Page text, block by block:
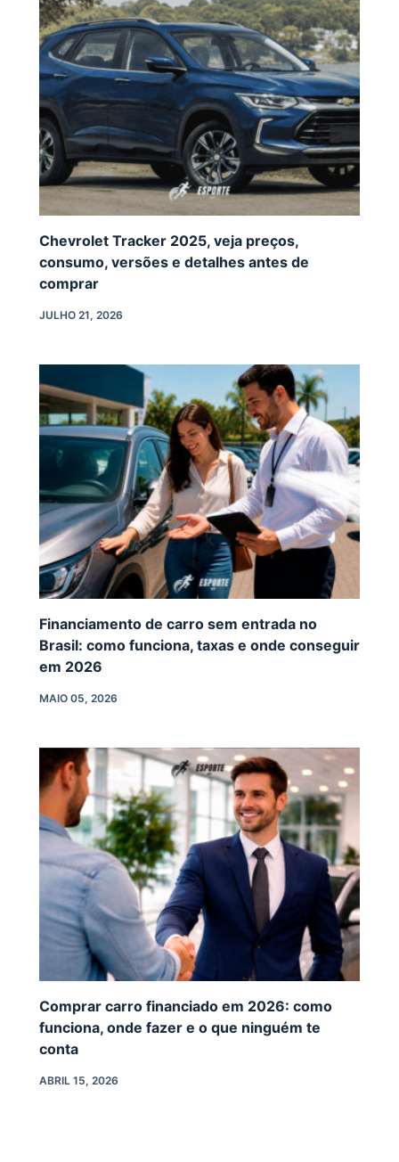
Chevrolet Tracker 2025, veja preços,
consumo, versões e detalhes antes de
comprar
JULHO 21, 2026
Financiamento de carro sem entrada no
Brasil: como funciona, taxas e onde conseguir
em 2026
MAIO 05, 2026
Comprar carro financiado em 2026: como
funciona, onde fazer e o que ninguém te
conta
ABRIL 15, 2026